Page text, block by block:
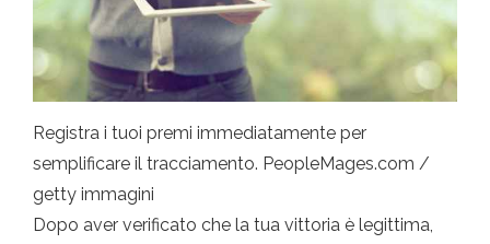
Registra i tuoi premi immediatamente per
semplificare il tracciamento. PeopleMages.com /
getty immagini
Dopo aver verificato che la tua vittoria è legittima,